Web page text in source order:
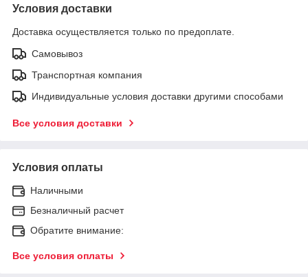
Условия доставки
Доставка осуществляется только по предоплате.
Самовывоз
Транспортная компания
Индивидуальные условия доставки другими способами
Все условия доставки
Условия оплаты
Наличными
Безналичный расчет
Обратите внимание:
Все условия оплаты